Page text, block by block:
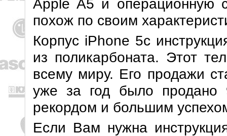
Apple A5 и операционную
похож по своим
Корпус iPhone 5c
из поликарбоната. Этот
всему миру. Его продажи
уже за год было продано
рекордом и большим
Если Вам нужна